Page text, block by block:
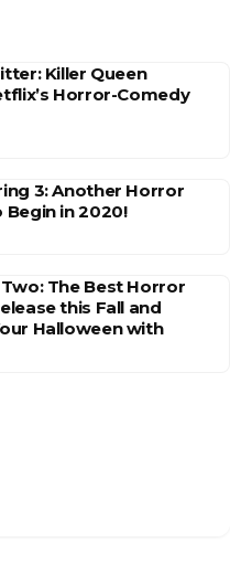
Killer Queen
Horror-Comedy
3: Another Horror
Begin in 2020!
The Best Horror
this Fall and
Halloween with